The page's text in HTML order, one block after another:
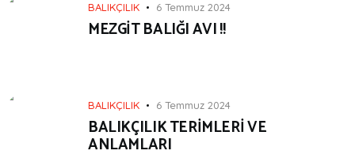
BALIKÇILIK 6 Temmuz 2024
MEZGİT BALIĞI AVI !!
BALIKÇILIK 6 Temmuz 2024
BALIKÇILIK TERİMLERİ VE
ANLAMLARI